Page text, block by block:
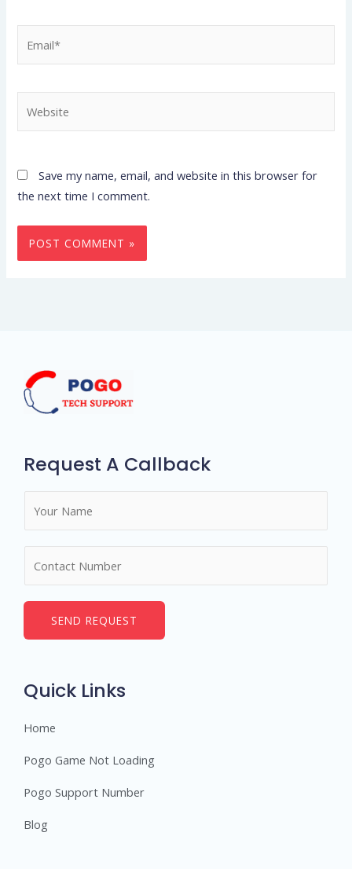
Save my name, email, and website in this browser for
the next time I comment.
Request A Callback
*
e
SEND REQUEST
Quick Links
Home
Pogo Game Not Loading
Pogo Support Number
Blog